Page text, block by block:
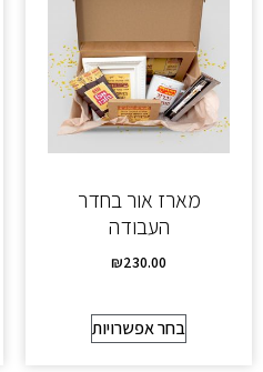
מארז אור בחדר
העבודה
₪230.00
בחר אפשרויות